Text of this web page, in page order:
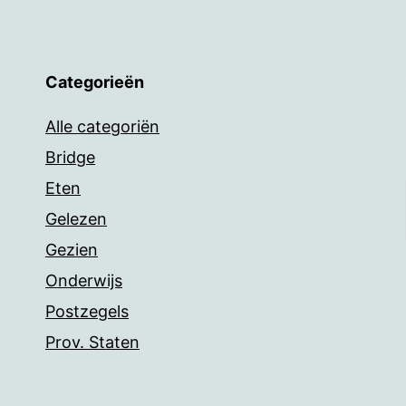
Categorieën
Alle categoriën
Bridge
Eten
Gelezen
Gezien
Onderwijs
Postzegels
Prov. Staten